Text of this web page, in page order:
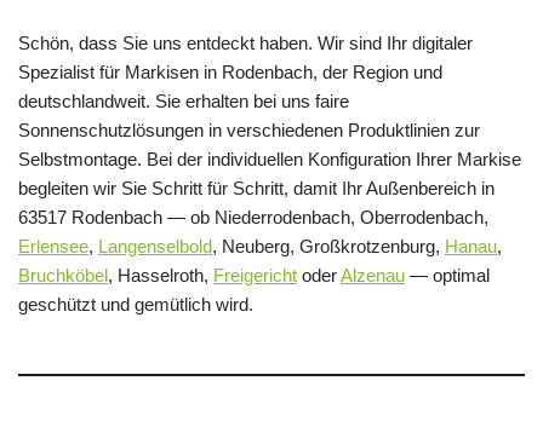
Schön, dass Sie uns entdeckt haben. Wir sind Ihr digitaler
Spezialist für Markisen in Rodenbach, der Region und
deutschlandweit. Sie erhalten bei uns faire
Sonnenschutzlösungen in verschiedenen Produktlinien zur
Selbstmontage. Bei der individuellen Konfiguration Ihrer Markise
begleiten wir Sie Schritt für Schritt, damit Ihr Außenbereich in
63517 Rodenbach — ob Niederrodenbach, Oberrodenbach,
Erlensee, Langenselbold, Neuberg, Großkrotzenburg, Hanau,
Bruchköbel, Hasselroth, Freigericht oderAlzenau — optimal
geschützt und gemütlich wird.